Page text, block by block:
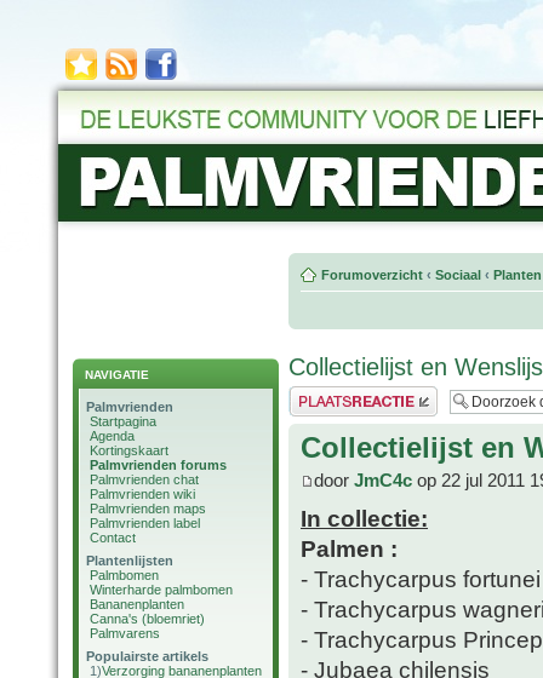
NAVIGATIE
Palmvrienden
Startpagina
Agenda
Kortingskaart
Palmvrienden forums
Palmvrienden chat
Palmvrienden wiki
Palmvrienden maps
Palmvrienden label
Contact
Plantenlijsten
Palmbomen
Winterharde palmbomen
Bananenplanten
Canna's (bloemriet)
Palmvarens
Populairste artikels
1)Verzorging bananenplanten
Forumoverzicht ‹ Sociaal ‹
Collectielijst en
Plaats een reactie
Collectielijst en
door JmC4c op 22 jul 2011
In collectie:
Palmen :
- Trachycarpus fortunei
- Trachycarpus
- Trachycarpus
- Jubaea chilensis